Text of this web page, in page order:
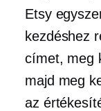
Etsy
kezdéshez
címet, meg
majd meg
az